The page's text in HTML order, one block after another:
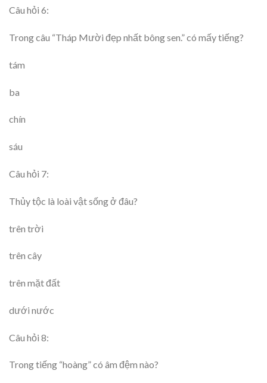
Câu hỏi 6:
Trong câu “Tháp Mười đẹp nhất bông sen.” có mấy tiếng?
tám
ba
chín
sáu
Câu hỏi 7:
Thủy tộc là loài vật sống ở đâu?
trên trời
trên cây
trên mặt đất
dưới nước
Câu hỏi 8:
Trong tiếng “hoàng” có âm đệm nào?